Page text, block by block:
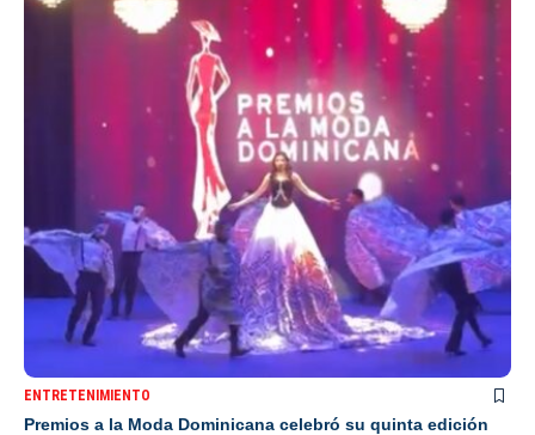
ENTRETENIMIENTO
Premios a la Moda Dominicana celebró su quinta edición